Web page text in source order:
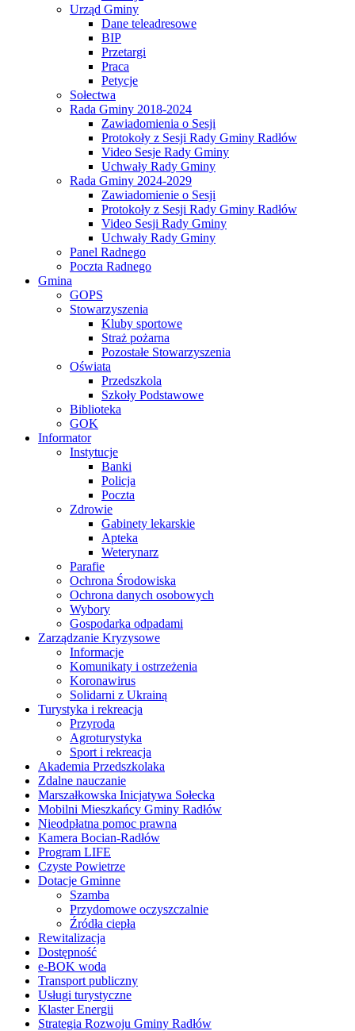
Urząd Gminy
Dane teleadresowe
BIP
Przetargi
Praca
Petycje
Sołectwa
Rada Gminy 2018-2024
Zawiadomienia o Sesji
Protokoły z Sesji Rady Gminy Radłów
Video Sesje Rady Gminy
Uchwały Rady Gminy
Rada Gminy 2024-2029
Zawiadomienie o Sesji
Protokoły z Sesji Rady Gminy Radłów
Video Sesji Rady Gminy
Uchwały Rady Gminy
Panel Radnego
Poczta Radnego
Gmina
GOPS
Stowarzyszenia
Kluby sportowe
Straż pożarna
Pozostałe Stowarzyszenia
Oświata
Przedszkola
Szkoły Podstawowe
Biblioteka
GOK
Informator
Instytucje
Banki
Policja
Poczta
Zdrowie
Gabinety lekarskie
Apteka
Weterynarz
Parafie
Ochrona Środowiska
Ochrona danych osobowych
Wybory
Gospodarka odpadami
Zarządzanie Kryzysowe
Informacje
Komunikaty i ostrzeżenia
Koronawirus
Solidarni z Ukrainą
Turystyka i rekreacja
Przyroda
Agroturystyka
Sport i rekreacja
Akademia Przedszkolaka
Zdalne nauczanie
Marszałkowska Inicjatywa Sołecka
Mobilni Mieszkańcy Gminy Radłów
Nieodpłatna pomoc prawna
Kamera Bocian-Radłów
Program LIFE
Czyste Powietrze
Dotacje Gminne
Szamba
Przydomowe oczyszczalnie
Źródła ciepła
Rewitalizacja
Dostępność
e-BOK woda
Transport publiczny
Usługi turystyczne
Klaster Energii
Strategia Rozwoju Gminy Radłów